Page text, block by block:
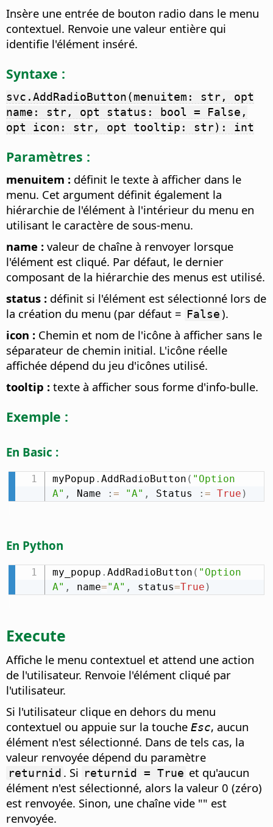
Insère une entrée de bouton radio dans le menu
contextuel. Renvoie une valeur entière qui
identifie l'élément inséré.
Syntaxe :
svc.AddRadioButton(menuitem: str, opt
name: str, opt status: bool = False,
opt icon: str, opt tooltip: str): int
Paramètres :
menuitem : définit le texte à afficher dans le
menu. Cet argument définit également la
hiérarchie de l'élément à l'intérieur du menu en
utilisant le caractère de sous-menu.
name : valeur de chaîne à renvoyer lorsque
l'élément est cliqué. Par défaut, le dernier
composant de la hiérarchie des menus est utilisé.
status : définit si l'élément est sélectionné lors de
la création du menu (par défaut = False).
icon : Chemin et nom de l'icône à afficher sans le
séparateur de chemin initial. L'icône réelle
affichée dépend du jeu d'icônes utilisé.
tooltip : texte à afficher sous forme d'info-bulle.
Exemple :
En Basic :
myPopup . AddRadioButton ( "Option
A" , Name : = "A" , Status : = True )
En Python
my_popup . AddRadioButton ( "Option
A" , name="A" , status=True )
Execute
Affiche le menu contextuel et attend une action
de l'utilisateur. Renvoie l'élément cliqué par
l'utilisateur.
Si l'utilisateur clique en dehors du menu
contextuel ou appuie sur la touche Esc, aucun
élément n'est sélectionné. Dans de tels cas, la
valeur renvoyée dépend du paramètre
returnid . Si returnid = True et qu'aucun
élément n'est sélectionné, alors la valeur 0 (zéro)
est renvoyée. Sinon, une chaîne vide "" est
renvoyée.